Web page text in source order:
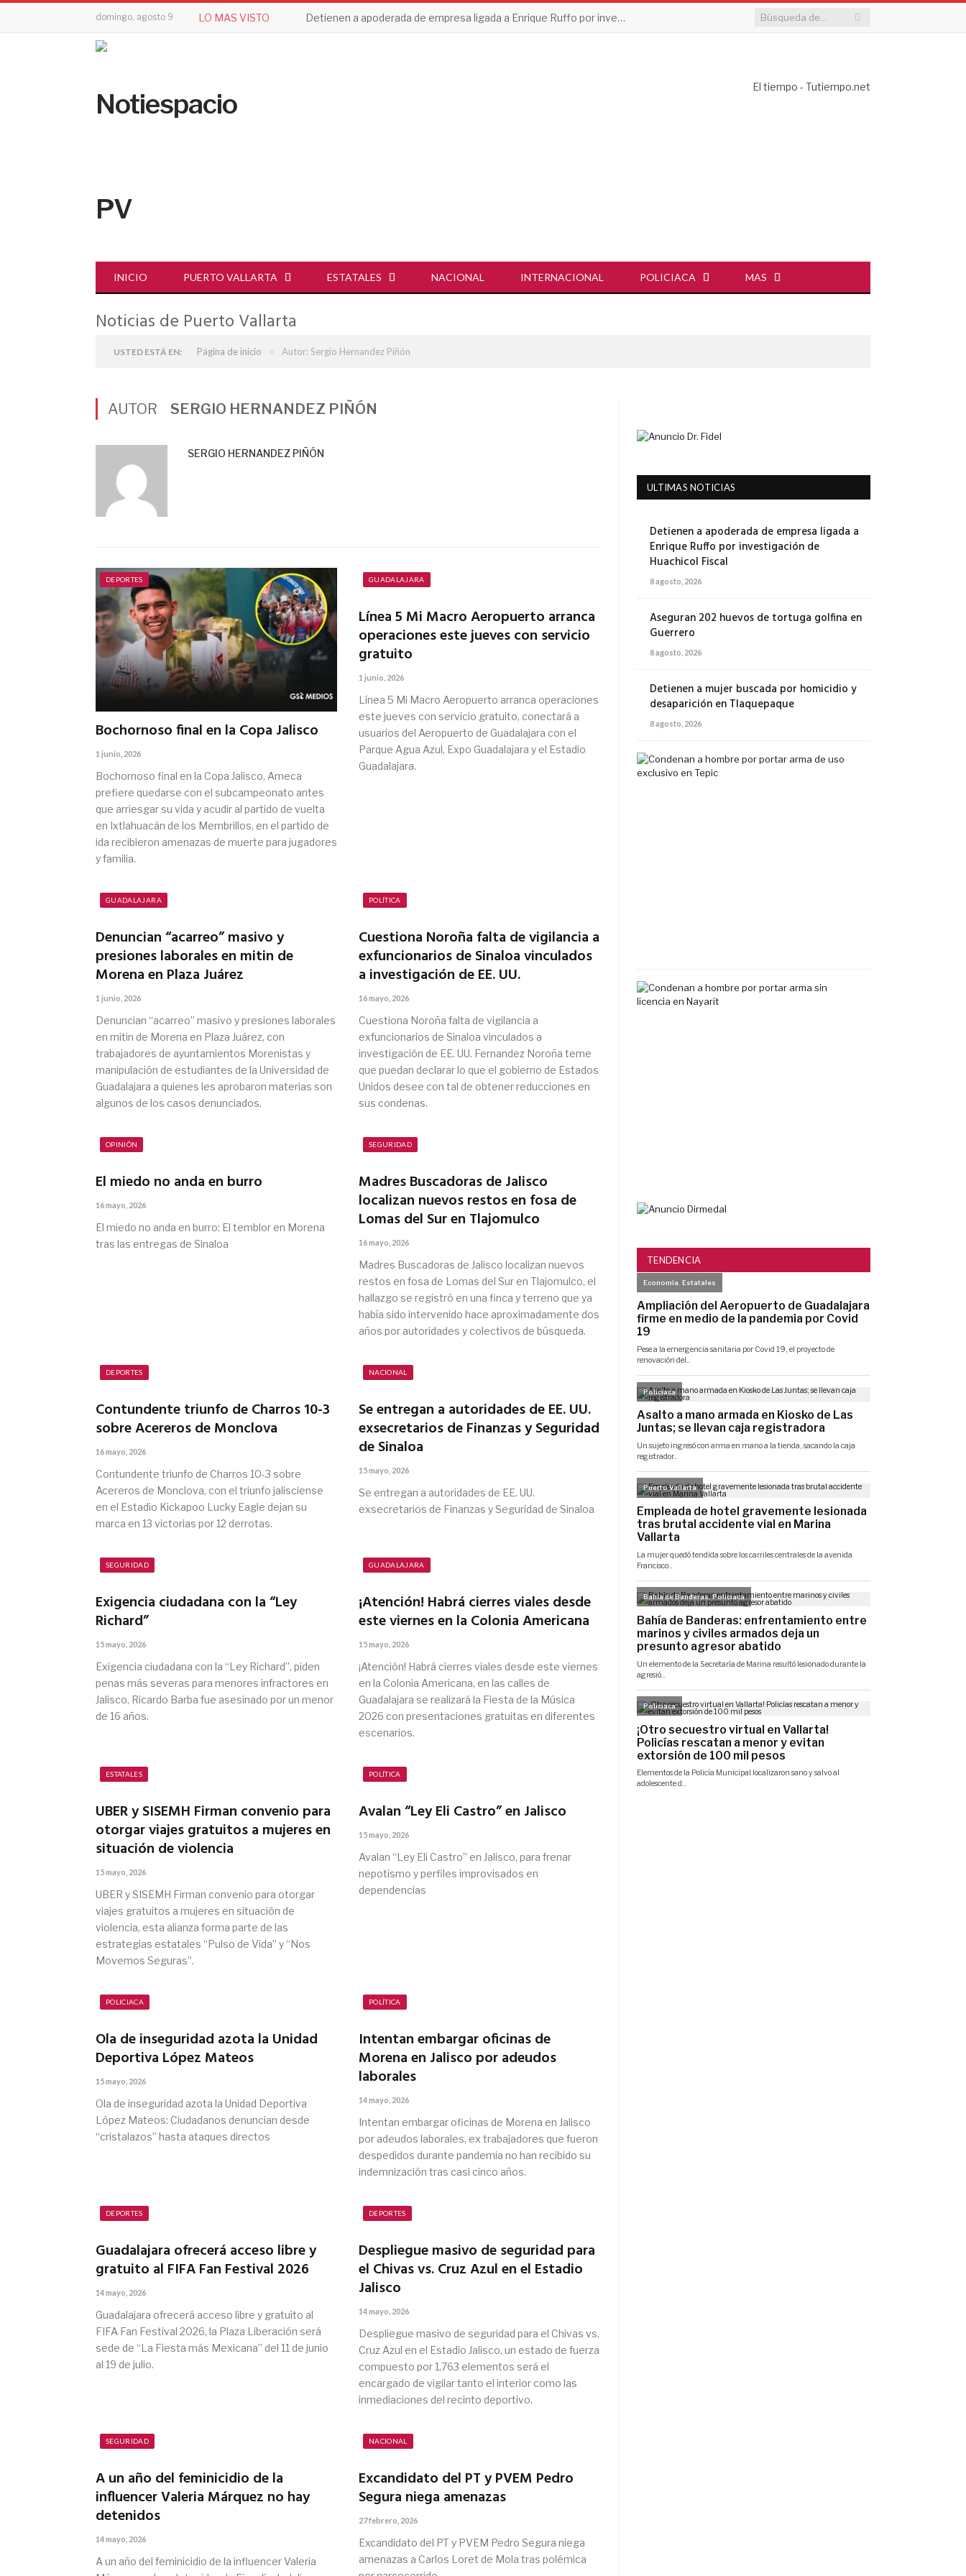
domingo, agosto 9 LO MAS VISTO Detienen a apoderada de empresa ligada a Enrique Ruffo por investigación de Huachicol Fiscal
El tiempo - Tutiempo.net
INICIO PUERTO VALLARTA ESTATALES NACIONAL INTERNACIONAL POLICIACA MAS
Noticias de Puerto Vallarta
USTED ESTÁ EN: Página de inicio » Autor: Sergio Hernandez Piñón
AUTOR SERGIO HERNANDEZ PIÑÓN
SERGIO HERNANDEZ PIÑÓN
DEPORTES
Bochornoso final en la Copa Jalisco
1 junio, 2026
Bochornoso final en la Copa Jalisco, Ameca
prefiere quedarse con el subcampeonato antes
que arriesgar su vida y acudir al partido de vuelta
en Ixtlahuacán de los Membrillos, en el partido de
ida recibieron amenazas de muerte para jugadores
y familia.
GUADALAJARA
Línea 5 Mi Macro Aeropuerto arranca
operaciones este jueves con servicio
gratuito
1 junio, 2026
Línea 5 Mi Macro Aeropuerto arranca operaciones
este jueves con servicio gratuito, conectará a
usuarios del Aeropuerto de Guadalajara con el
Parque Agua Azul, Expo Guadalajara y el Estadio
Guadalajara.
GUADALAJARA
Denuncian “acarreo” masivo y
presiones laborales en mitin de
Morena en Plaza Juárez
1 junio, 2026
Denuncian “acarreo” masivo y presiones laborales
en mitin de Morena en Plaza Juárez, con
trabajadores de ayuntamientos Morenistas y
manipulación de estudiantes de la Universidad de
Guadalajara a quienes les aprobaron materias son
algunos de los casos denunciados.
POLÍTICA
Cuestiona Noroña falta de vigilancia a
exfuncionarios de Sinaloa vinculados
a investigación de EE. UU.
16 mayo, 2026
Cuestiona Noroña falta de vigilancia a
exfuncionarios de Sinaloa vinculados a
investigación de EE. UU. Fernandez Noroña teme
que puedan declarar lo que el gobierno de Estados
Unidos desee con tal de obtener reducciones en
sus condenas.
OPINIÓN
El miedo no anda en burro
16 mayo, 2026
El miedo no anda en burro: El temblor en Morena
tras las entregas de Sinaloa
SEGURIDAD
Madres Buscadoras de Jalisco
localizan nuevos restos en fosa de
Lomas del Sur en Tlajomulco
16 mayo, 2026
Madres Buscadoras de Jalisco localizan nuevos
restos en fosa de Lomas del Sur en Tlajomulco, el
hallazgo se registró en una finca y terreno que ya
había sido intervenido hace aproximadamente dos
años por autoridades y colectivos de búsqueda.
DEPORTES
Contundente triunfo de Charros 10-3
sobre Acereros de Monclova
16 mayo, 2026
Contundente triunfo de Charros 10-3 sobre
Acereros de Monclova, con el triunfo jalisciense
en el Estadio Kickapoo Lucky Eagle dejan su
marca en 13 victorias por 12 derrotas.
NACIONAL
Se entregan a autoridades de EE. UU.
exsecretarios de Finanzas y Seguridad
de Sinaloa
15 mayo, 2026
Se entregan a autoridades de EE. UU.
exsecretarios de Finanzas y Seguridad de Sinaloa
SEGURIDAD
Exigencia ciudadana con la “Ley
Richard”
15 mayo, 2026
Exigencia ciudadana con la “Ley Richard”, piden
penas más severas para menores infractores en
Jalisco, Ricardo Barba fue asesinado por un menor
de 16 años.
GUADALAJARA
¡Atención! Habrá cierres viales desde
este viernes en la Colonia Americana
15 mayo, 2026
¡Atención! Habrá cierres viales desde este viernes
en la Colonia Americana, en las calles de
Guadalajara se realizará la Fiesta de la Música
2026 con presentaciones gratuitas en diferentes
escenarios.
ESTATALES
UBER y SISEMH Firman convenio para
otorgar viajes gratuitos a mujeres en
situación de violencia
15 mayo, 2026
UBER y SISEMH Firman convenio para otorgar
viajes gratuitos a mujeres en situación de
violencia, esta alianza forma parte de las
estrategias estatales “Pulso de Vida” y “Nos
Movemos Seguras”.
POLÍTICA
Avalan “Ley Eli Castro” en Jalisco
15 mayo, 2026
Avalan “Ley Eli Castro” en Jalisco, para frenar
nepotismo y perfiles improvisados en
dependencias
POLICIACA
Ola de inseguridad azota la Unidad
Deportiva López Mateos
15 mayo, 2026
Ola de inseguridad azota la Unidad Deportiva
López Mateos: Ciudadanos denuncian desde
“cristalazos” hasta ataques directos
POLÍTICA
Intentan embargar oficinas de
Morena en Jalisco por adeudos
laborales
14 mayo, 2026
Intentan embargar oficinas de Morena en Jalisco
por adeudos laborales, ex trabajadores que fueron
despedidos durante pandemia no han recibido su
indemnización tras casi cinco años.
DEPORTES
Guadalajara ofrecerá acceso libre y
gratuito al FIFA Fan Festival 2026
14 mayo, 2026
Guadalajara ofrecerá acceso libre y gratuito al
FIFA Fan Festival 2026, la Plaza Liberación será
sede de “La Fiesta más Mexicana” del 11 de junio
al 19 de julio.
DEPORTES
Despliegue masivo de seguridad para
el Chivas vs. Cruz Azul en el Estadio
Jalisco
14 mayo, 2026
Despliegue masivo de seguridad para el Chivas vs.
Cruz Azul en el Estadio Jalisco, un estado de fuerza
compuesto por 1,763 elementos será el
encargado de vigilar tanto el interior como las
inmediaciones del recinto deportivo.
SEGURIDAD
A un año del feminicidio de la
influencer Valeria Márquez no hay
detenidos
14 mayo, 2026
A un año del feminicidio de la influencer Valeria
NACIONAL
Excandidato del PT y PVEM Pedro
Segura niega amenazas
27 febrero, 2026
Excandidato del PT y PVEM Pedro Segura niega
amenazas a Carlos Loret de Mola tras polémica
ULTIMAS NOTICIAS
Detienen a apoderada de empresa ligada a
Enrique Ruffo por investigación de
Huachicol Fiscal
8 agosto, 2026
Aseguran 202 huevos de tortuga golfina en
Guerrero
8 agosto, 2026
Detienen a mujer buscada por homicidio y
desaparición en Tlaquepaque
8 agosto, 2026
TENDENCIA